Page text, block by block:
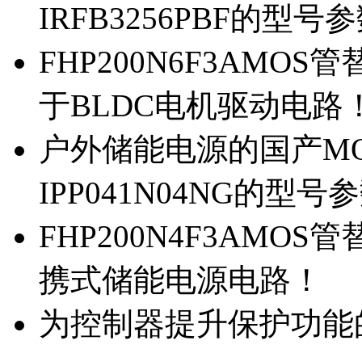
IRFB3256PBF的型号
FHP200N6F3AMOS管
于BLDC电机驱动电路
户外储能电源的国产
IPP041N04NG的型号
FHP200N4F3AMOS管
携式储能电源电路！
为控制器提升保护功